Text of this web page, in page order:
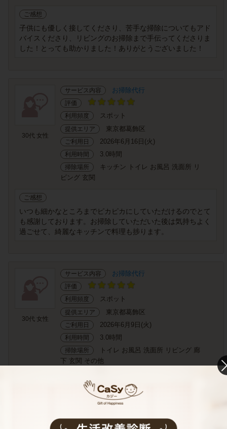
ご感想
子供にも優しく接してくださり、苦手な掃除についてもアド
バイスくださり、リビングのお掃除まで手伝ってくださりま
した！とっても助かりました！ありがとうございました！
30代 女性
サービス内容 お掃除代行
評価
利用頻度
スポット
提供エリア 東京都葛飾区
ご利用日 2026年6月16日(火)
利用時間 3.0時間
掃除場所
キッチン トイレ お風呂 洗面所 リ
ビング 玄関
ご感想
いつも細かなところまでピカピカにしていただけるのでとて
も感謝しております。お掃除していただいた後は気持ちよく
過ごせて、綺麗なキッチンで料理も捗ります。
30代 女性
サービス内容 お掃除代行
評価
利用頻度
スポット
提供エリア 東京都葛飾区
ご利用日 2026年6月9日(火)
利用時間 3.0時間
掃除場所
トイレ お風呂 洗面所 リビング 廊
下 玄関 その他
本日はとても綺麗にしていただきありがとうございます！
テキパキとたくさんのお掃除をしていただき、普段中々でき
床掃除などもしてい...